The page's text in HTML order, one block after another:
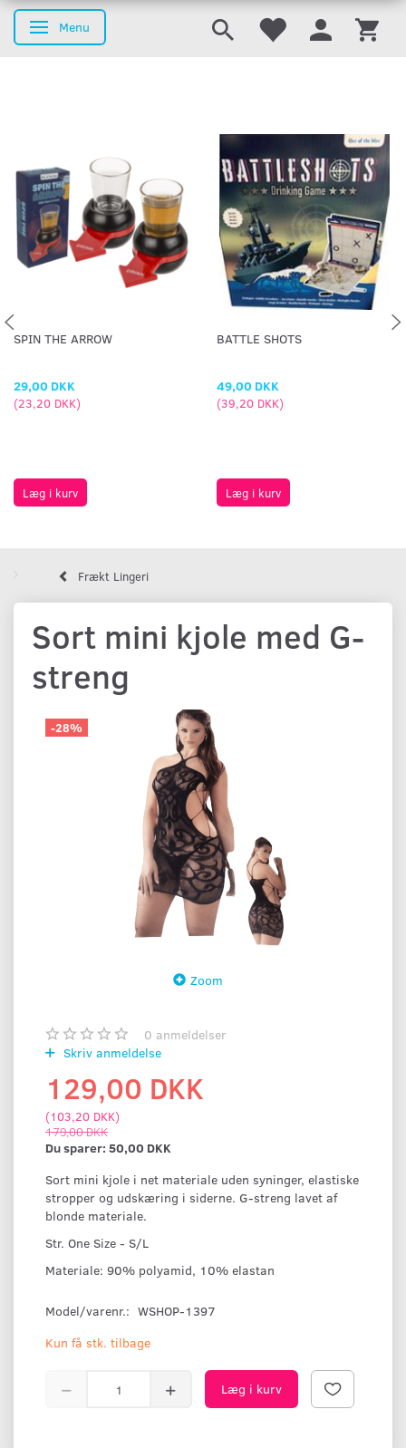
Skifte navigation
Menu
SPIN THE ARROW
29,00 DKK
(23,20 DKK)
Læg i kurv
BATTLE SHOTS
49,00 DKK
(39,20 DKK)
Læg i kurv
Frækt Lingeri
Sort mini kjole med G-
streng
-28%
Zoom
0 anmeldelser
Skriv anmeldelse
129,00 DKK
(103,20 DKK)
179,00 DKK
Du sparer: 50,00 DKK
Sort mini kjole i net materiale uden syninger, elastiske
stropper og udskæring i siderne. G-streng lavet af
blonde materiale.
Str. One Size - S/L
Materiale: 90% polyamid, 10% elastan
Model/varenr.: WSHOP-1397
Kun få stk. tilbage
Læg i kurv